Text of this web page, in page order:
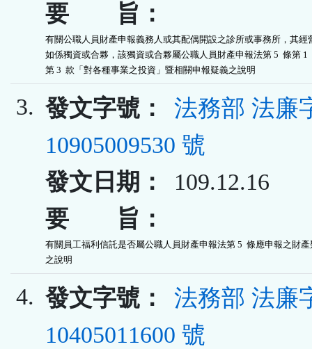
要 旨：
有關公職人員財產申報義務人或其配偶開設之診所或事務所，其經
如係獨資或合夥，該獨資或合夥屬公職人員財產申報法第 5  條第 1
第 3  款「對各種事業之投資」暨相關申報疑義之說明
3. 發文字號：
法務部 法廉
10905009530 號
發文日期：
109.12.16
要 旨：
有關員工福利信託是否屬公職人員財產申報法第 5  條應申報之財產
之說明
4. 發文字號：
法務部 法廉
10405011600 號